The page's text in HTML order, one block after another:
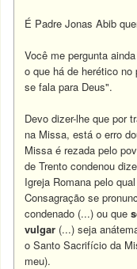
É Padre Jonas Abib
Você me pergunta
o que há de herético
se fala para Deus".
Devo dizer-lhe que por
na Missa, está o erro
Missa é rezada pelo
de Trento condenou
Igreja Romana pelo
Consagração se
condenado (...) ou que
vulgar (...) seja
o Santo Sacrifício da
meu).